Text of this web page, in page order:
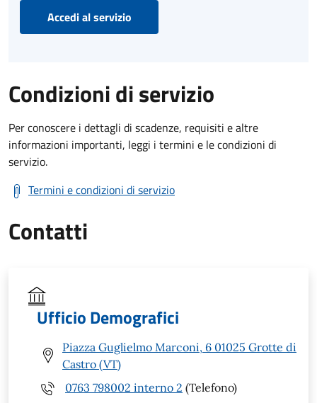
Accedi al servizio
Condizioni di servizio
Per conoscere i dettagli di scadenze, requisiti e altre
informazioni importanti, leggi i termini e le condizioni di
servizio.
Termini e condizioni di servizio
Contatti
Ufficio Demografici
Piazza Guglielmo Marconi, 6 01025 Grotte di
Castro (VT)
0763 798002 interno 2 (Telefono)